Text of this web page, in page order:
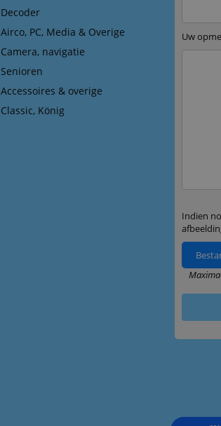
Decoder
Airco, PC, Media & Overige
Camera, navigatie
Senioren
Accessoires & overige
Classic, König